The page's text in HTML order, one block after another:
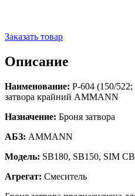
Заказать товар
Описание
Наименование: Р-604 (150/
затвора крайний AMMANN
Назначение: Броня затвора
АБЗ: AMMANN
Модель: SB180, SB150, SIM
Агрегат: Смеситель